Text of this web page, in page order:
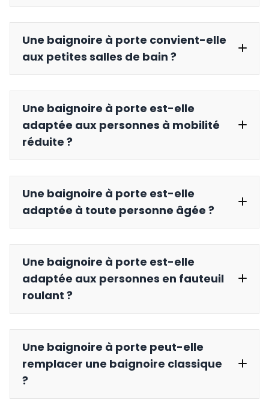
5 à 10
minutes pour le remplissage
100 et 130 cm de
long
150 à 180
Une baignoire à porte convient-elle
aux petites salles de bain ?
Une baignoire à porte est-elle
adaptée aux personnes à mobilité
réduite ?
Une baignoire à porte est-elle
adaptée à toute personne âgée ?
Une baignoire à porte est-elle
adaptée aux personnes en fauteuil
roulant ?
Une baignoire à porte peut-elle
remplacer une baignoire classique
?